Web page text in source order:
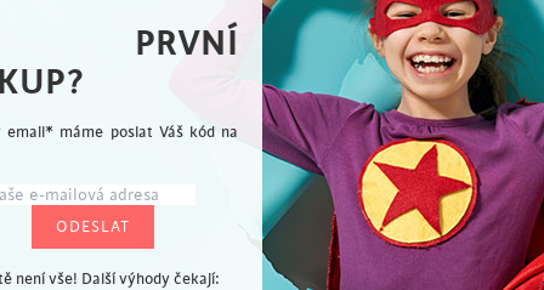
PRVNÍ
email* máme poslat Váš kód na
není vše! Další výhody čekají:
odstínu